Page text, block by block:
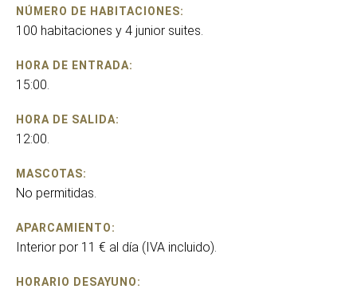
NÚMERO DE HABITACIONES:
100 habitaciones y 4 junior suites.
HORA DE ENTRADA:
15:00.
HORA DE SALIDA:
12:00.
MASCOTAS:
No permitidas.
APARCAMIENTO:
Interior por 11 € al día (IVA incluido).
HORARIO DESAYUNO: